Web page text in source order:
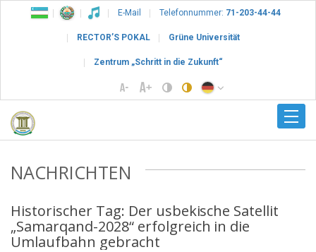
E-Mail Telefonnummer: 71-203-44-44
RECTOR’S POKAL Grüne Universität
Zentrum „Schritt in die Zukunft“
NACHRICHTEN
Historischer Tag: Der usbekische Satellit
„Samarqand-2028“ erfolgreich in die
Umlaufbahn gebracht